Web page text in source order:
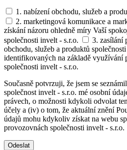
1. nabízení obchodu, služeb a
2. marketingová komunikace a
získání názoru ohledně míry Vaší
společnosti invelt - s.r.o.
3. zasílání
obchodu, služeb a produktů
identifikovaných na základě využívání
společnosti invelt - s.r.o.
Současně potvrzuji, že jsem se
společnost invelt - s.r.o. mé osobní
právech, o možnosti kdykoli odvolat
účely a (iv) o tom, že aktuální znění
údajů mohu kdykoliv získat na webu
provozovnách společnosti invelt - s.r.o.
Odeslat